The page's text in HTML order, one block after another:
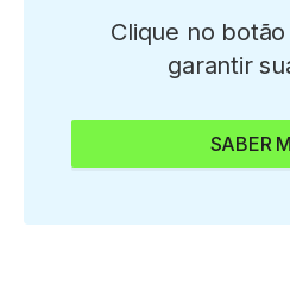
Clique no
garantir
SABER